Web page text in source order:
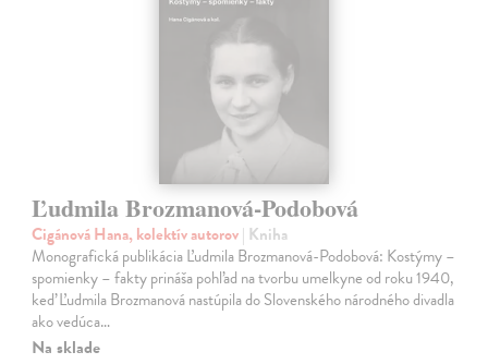
Ľudmila Brozmanová-Podobová
Cigánová Hana, kolektív autorov| Kniha
Monografická publikácia Ľudmila Brozmanová-Podobová: Kostýmy –
spomienky – fakty prináša pohľad na tvorbu umelkyne od roku 1940,
keď Ľudmila Brozmanová nastúpila do Slovenského národného divadla
ako vedúca…
Na sklade